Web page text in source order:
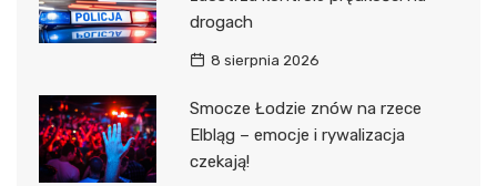
drogach
8 sierpnia 2026
Smocze Łodzie znów na rzece
Elbląg – emocje i rywalizacja
czekają!